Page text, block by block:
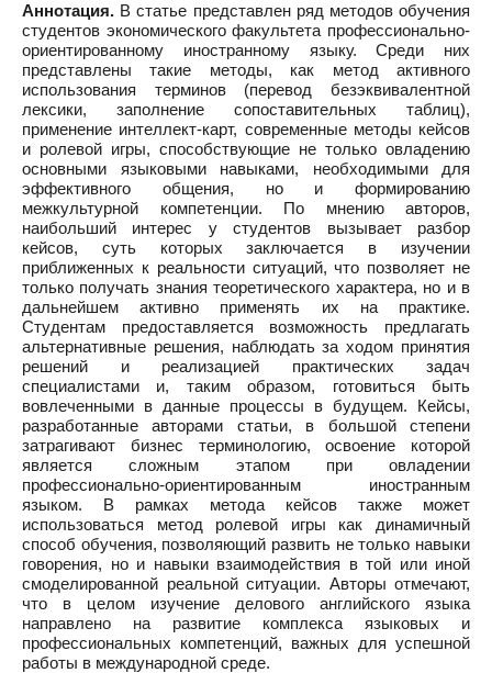
Аннотация. В статье представлен ряд методов обучения
студентов экономического факультета профессионально-
ориентированному иностранному языку. Среди них
представлены такие методы, как метод активного
использования терминов (перевод безэквивалентной
лексики, заполнение сопоставительных таблиц),
применение интеллект-карт, современные методы кейсов
и ролевой игры, способствующие не только овладению
основными языковыми навыками, необходимыми для
эффективного общения, но и формированию
межкультурной компетенции. По мнению авторов,
наибольший интерес у студентов вызывает разбор
кейсов, суть которых заключается в изучении
приближенных к реальности ситуаций, что позволяет не
только получать знания теоретического характера, но и в
дальнейшем активно применять их на практике.
Студентам предоставляется возможность предлагать
альтернативные решения, наблюдать за ходом принятия
решений и реализацией практических задач
специалистами и, таким образом, готовиться быть
вовлеченными в данные процессы в будущем. Кейсы,
разработанные авторами статьи, в большой степени
затрагивают бизнес терминологию, освоение которой
является сложным этапом при овладении
профессионально-ориентированным иностранным
языком. В рамках метода кейсов также может
использоваться метод ролевой игры как динамичный
способ обучения, позволяющий развить не только навыки
говорения, но и навыки взаимодействия в той или иной
смоделированной реальной ситуации. Авторы отмечают,
что в целом изучение делового английского языка
направлено на развитие комплекса языковых и
профессиональных компетенций, важных для успешной
работы в международной среде.